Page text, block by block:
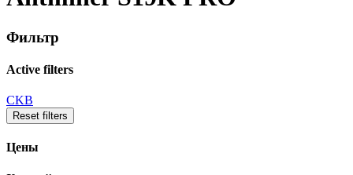
Фильтр
Active filters
CKB
Reset filters
Цены